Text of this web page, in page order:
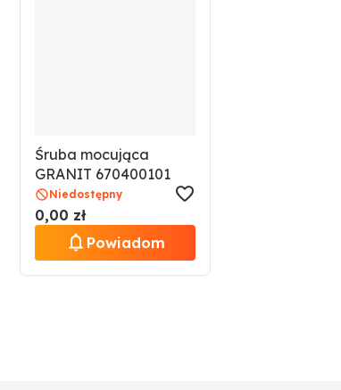
Śruba mocująca
GRANIT 670400101
Niedostępny
0,00 zł
Powiadom